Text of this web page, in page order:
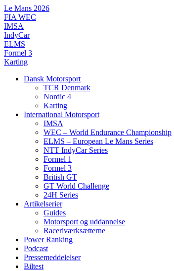
Videre
til
indhold
Le Mans 2026
FIA WEC
IMSA
IndyCar
ELMS
Formel 3
Karting
Dansk Motorsport
TCR Denmark
Nordic 4
Karting
International Motorsport
IMSA
WEC – World Endurance Championship
ELMS – European Le Mans Series
NTT IndyCar Series
Formel 1
Formel 3
British GT
GT World Challenge
24H Series
Artikelserier
Guides
Motorsport og uddannelse
Raceriværksætterne
Power Ranking
Podcast
Pressemeddelelser
Biltest